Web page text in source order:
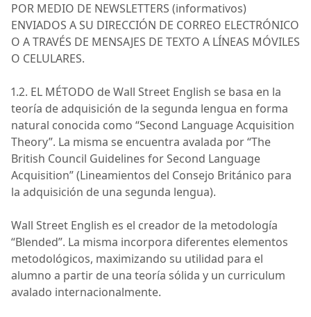
POR MEDIO DE NEWSLETTERS (informativos)
ENVIADOS A SU DIRECCIÓN DE CORREO ELECTRÓNICO
O A TRAVÉS DE MENSAJES DE TEXTO A LÍNEAS MÓVILES
O CELULARES.
1.2. EL MÉTODO de Wall Street English se basa en la
teoría de adquisición de la segunda lengua en forma
natural conocida como “Second LanguageAcquisition
Theory”. La misma se encuentra avalada por “The
British Council Guidelines forSecond Language
Acquisition” (Lineamientos del Consejo Británico para
la adquisición de una segunda lengua).
Wall Street English es el creador de la metodología
“Blended”. La misma incorpora diferentes elementos
metodológicos, maximizando su utilidad para el
alumno a partir de una teoría sólida y un curriculum
avalado internacionalmente.